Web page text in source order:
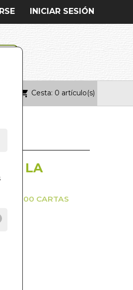
INICIAR SESIÓN
Cesta: 0 artículo(s)
DE LA
100 CARTAS